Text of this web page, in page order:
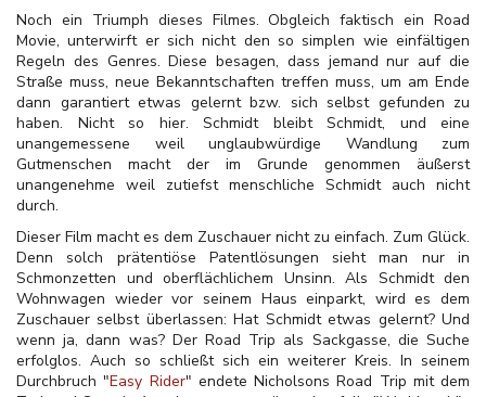
Noch ein Triumph dieses Filmes. Obgleich faktisch ein Road
Movie, unterwirft er sich nicht den so simplen wie einfältigen
Regeln des Genres. Diese besagen, dass jemand nur auf die
Straße muss, neue Bekanntschaften treffen muss, um am Ende
dann garantiert etwas gelernt bzw. sich selbst gefunden zu
haben. Nicht so hier. Schmidt bleibt Schmidt, und eine
unangemessene weil unglaubwürdige Wandlung zum
Gutmenschen macht der im Grunde genommen äußerst
unangenehme weil zutiefst menschliche Schmidt auch nicht
durch.
Dieser Film macht es dem Zuschauer nicht zu einfach. Zum Glück.
Denn solch prätentiöse Patentlösungen sieht man nur in
Schmonzetten und oberflächlichem Unsinn. Als Schmidt den
Wohnwagen wieder vor seinem Haus einparkt, wird es dem
Zuschauer selbst überlassen: Hat Schmidt etwas gelernt? Und
wenn ja, dann was? Der Road Trip als Sackgasse, die Suche
erfolglos. Auch so schließt sich ein weiterer Kreis. In seinem
Durchbruch "Easy Rider" endete Nicholsons Road Trip mit dem